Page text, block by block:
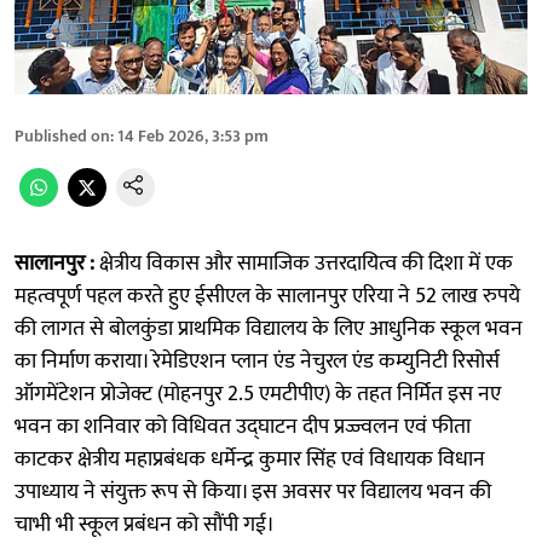
Published on:14 Feb 2026, 3:53 pm
सालानपुर :क्षेत्रीय विकास और सामाजिक उत्तरदायित्व की दिशा में एक
महत्वपूर्ण पहल करते हुए ईसीएल के सालानपुर एरिया ने 52 लाख रुपये
की लागत से बोलकुंडा प्राथमिक विद्यालय के लिए आधुनिक स्कूल भवन
का निर्माण कराया। रेमेडिएशन प्लान एंड नेचुरल एंड कम्युनिटी रिसोर्स
ऑगमेंटेशन प्रोजेक्ट (मोहनपुर 2.5 एमटीपीए) के तहत निर्मित इस नए
भवन का शनिवार को विधिवत उद्घाटन दीप प्रज्ज्वलन एवं फीता
काटकर क्षेत्रीय महाप्रबंधक धर्मेन्द्र कुमार सिंह एवं विधायक विधान
उपाध्याय ने संयुक्त रूप से किया। इस अवसर पर विद्यालय भवन की
चाभी भी स्कूल प्रबंधन को सौंपी गई।